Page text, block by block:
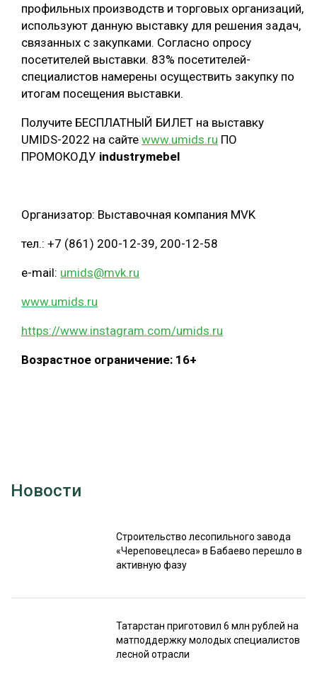
профильных производств и торговых организаций,
используют данную выставку для решения задач,
связанных с закупками. Согласно опросу
посетителей выставки. 83% посетителей-
специалистов намерены осуществить закупку по
итогам посещения выставки.
Получите БЕСПЛАТНЫЙ БИЛЕТ на выставку
UMIDS-2022 на сайте www.umids.ru ПО
ПРОМОКОДУ industrymebel
Организатор: Выставочная компания MVK
тел.: +7 (861) 200-12-39, 200-12-58
e-mail: umids@mvk.ru
www.umids.ru
https://www.instagram.com/umids.ru
Возрастное ограничение: 16+
Новости
Строительство лесопильного завода
«Череповецлеса» в Бабаево перешло в
активную фазу
Татарстан приготовил 6 млн рублей на
матподдержку молодых специалистов
лесной отрасли